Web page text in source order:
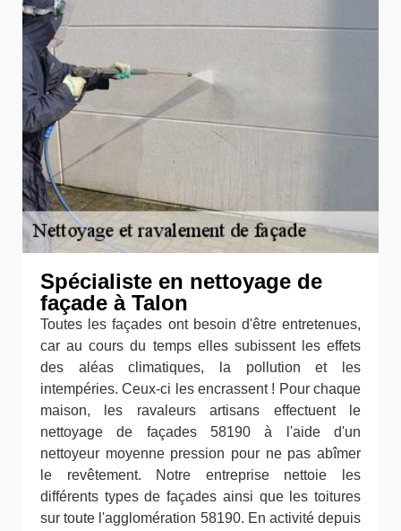
Spécialiste en nettoyage de
façade à Talon
Toutes les façades ont besoin d'être entretenues,
car au cours du temps elles subissent les effets
des aléas climatiques, la pollution et les
intempéries. Ceux-ci les encrassent ! Pour chaque
maison, les ravaleurs artisans effectuent le
nettoyage de façades 58190 à l'aide d'un
nettoyeur moyenne pression pour ne pas abîmer
le revêtement. Notre entreprise nettoie les
différents types de façades ainsi que les toitures
sur toute l'agglomération 58190. En activité depuis